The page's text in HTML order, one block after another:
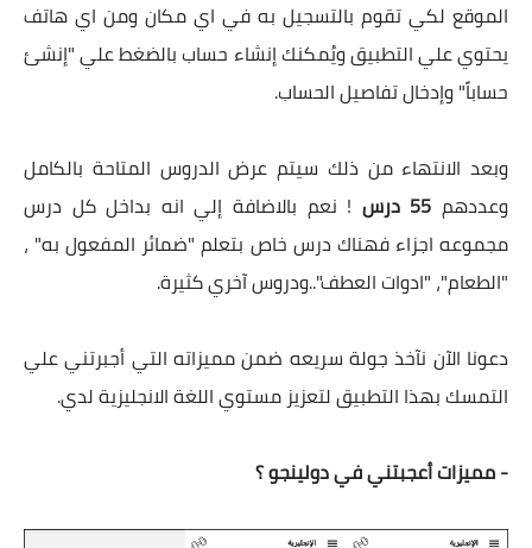
الموقع لكي تقوم بالتسجيل به في اي مكان ومن اي هاتف
يحتوي علي التطبيق ويُمكنك إنشاء حساب بالضغط علي "إنشئ
حساباً" وإدخال تفاصيل الحساب.
وبعد الانتهاء من ذلك سيتم عرض الدروس المتاحة بالكامل
وعددهم 55 درس
! نعم بالاضافة إلي انه بداخل كل درس
مجموعه اجزاء فهناك درس خاص بتعلم "ضمائر المفعول به" ،
"الطعام"، "ادوات العطف"..ودروس آخري كثيرة.
دعونا الآن نآخذ جولة سريعه ضمن مميزاته التي أجبرتني علي
التمسك بهذا التطبيق لتعزيز مستوي اللغة الانجليزية لدي.
- مميزات أعجبتني فيدولينجو ؟